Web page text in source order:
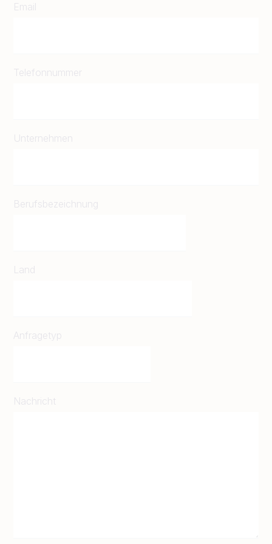
Email
Telefonnummer
Unternehmen
Berufsbezeichnung
Land
Anfragetyp
Nachricht